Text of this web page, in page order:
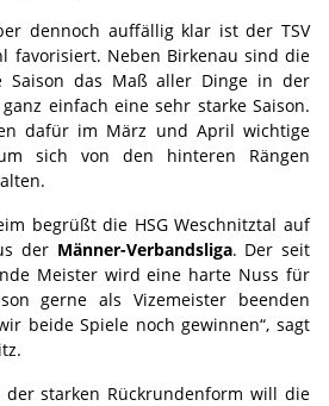
dennoch auffällig klar ist der TSV
favorisiert. Neben Birkenau sind die
Saison das Maß aller Dinge in der
einfach eine sehr starke Saison.
dafür im März und April wichtige
sich von den hinteren Rängen
begrüßt die HSG Weschnitztal auf
der Männer-Verbandsliga. Der seit
Meister wird eine harte Nuss für
gerne als Vizemeister beenden
beide Spiele noch gewinnen“, sagt
der starken Rückrundenform will die